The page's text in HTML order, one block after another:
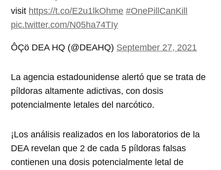
visit https://t.co/E2u1lkOhme #OnePillCanKill
pic.twitter.com/N05ha74TIy
ÔÇö DEA HQ (@DEAHQ) September 27, 2021
La agencia estadounidense alertó que se trata de
píldoras altamente adictivas, con dosis
potencialmente letales del narcótico.
¡Los análisis realizados en los laboratorios de la
DEA revelan que 2 de cada 5 píldoras falsas
contienen una dosis potencialmente letal de